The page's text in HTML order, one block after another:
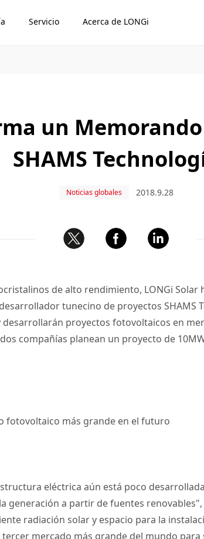
Servicio Acerca de LONGi
un
SHAMS
Noticias globales 2018.9.28
de alto rendimiento, LONGi
tunecino de proyectos SHAMS
desarrollarán proyectos fotovoltaicos en
compañías planean un proyecto de
fotovoltaico más grande en el futuro
eléctrica aún está poco
generación a partir de fuentes renovables",
radiación solar y espacio para la
mercado más grande del mundo